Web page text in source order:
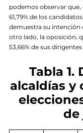
podemos observar que,
61,79% de los
demuestra su intención
otro lado, la oposición,
53,66% de sus
Tabla 1.
alcaldías y
de